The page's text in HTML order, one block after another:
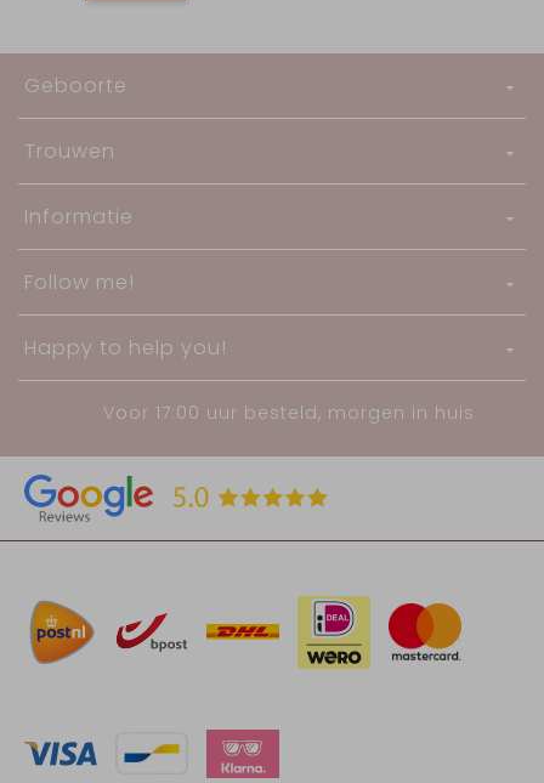
Geboorte
Trouwen
Informatie
Follow me!
Happy to help you!
Voor 17:00 uur besteld, morgen in huis